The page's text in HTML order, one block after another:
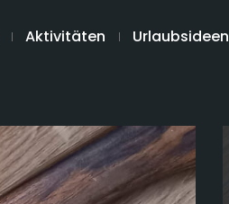
Aktivitäten Urlaubsideen